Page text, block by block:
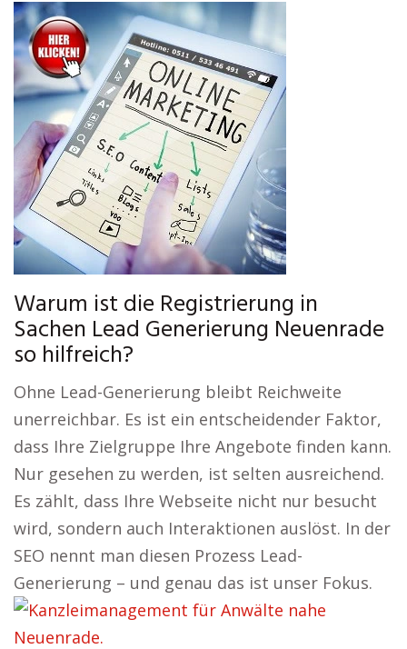
Warum ist die Registrierung in
Sachen Lead Generierung Neuenrade
so hilfreich?
Ohne Lead-Generierung bleibt Reichweite
unerreichbar. Es ist ein entscheidender Faktor,
dass Ihre Zielgruppe Ihre Angebote finden kann.
Nur gesehen zu werden, ist selten ausreichend.
Es zählt, dass Ihre Webseite nicht nur besucht
wird, sondern auch Interaktionen auslöst. In der
SEO nennt man diesen Prozess Lead-
Generierung – und genau das ist unser Fokus.